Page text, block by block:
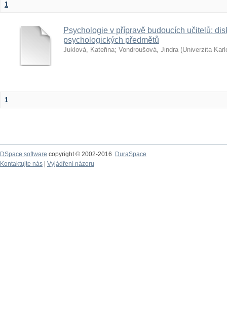
1
Psychologie v přípravě budoucích učitelů:
psychologických předmětů
Juklová, Kateřina; Vondroušová, Jindra (Univerzita
1
DSpace software copyright © 2002-2016
DuraSpace
Kontaktujte nás
Vyjádření názoru